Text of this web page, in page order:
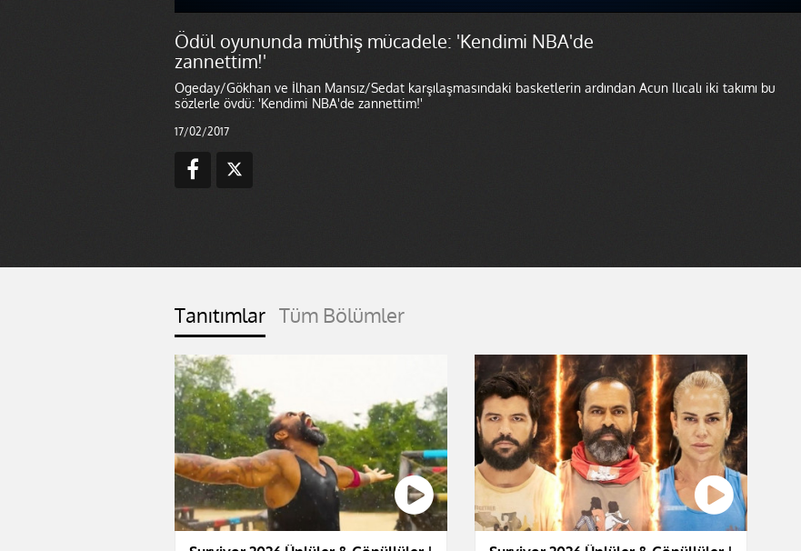
Ödül oyununda müthiş mücadele: 'Kendimi NBA'de
zannettim!'
Ogeday/Gökhan ve İlhan Mansız/Sedat karşılaşmasındaki basketlerin ardından Acun Ilıcalı iki takımı bu
sözlerle övdü: 'Kendimi NBA'de zannettim!'
17/02/2017
Tanıtımlar Tüm Bölümler